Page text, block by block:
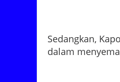
Sedangkan,
dalam